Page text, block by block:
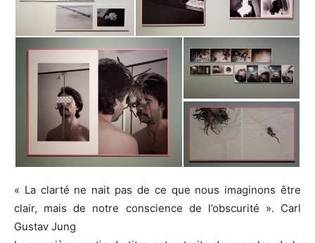
« La clarté ne nait pas de ce que nous imaginons être
clair, mais de notre conscience de l’obscurité ». Carl
Gustav Jung